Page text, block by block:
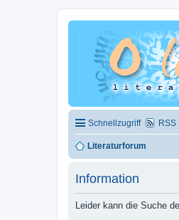
Schnellzugriff RSS
Literaturforum
Information
Leider kann die Suche